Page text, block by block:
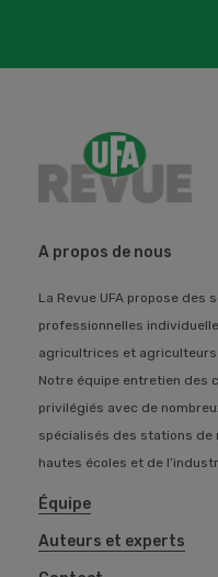
A propos de nous
La Revue UFA propose des
professionnelles
agricultrices et agriculteurs
Notre équipe entretien des
privilégiés avec de
spécialisés des stations de
hautes écoles et de
Équipe
Auteurs et experts